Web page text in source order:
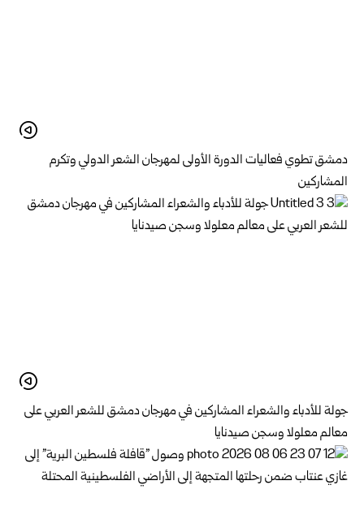
دمشق تطوي فعاليات الدورة الأولى لمهرجان الشعر الدولي وتكرم
المشاركين
جولة للأدباء والشعراء المشاركين في مهرجان دمشق للشعر العربي على
معالم معلولا وسجن صيدنايا